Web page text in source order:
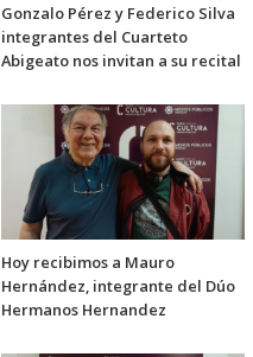
Gonzalo Pérez y Federico Silva
integrantes del Cuarteto
Abigeato nos invitan a su recital
Hoy recibimos a Mauro
Hernández, integrante del Dúo
Hermanos Hernandez